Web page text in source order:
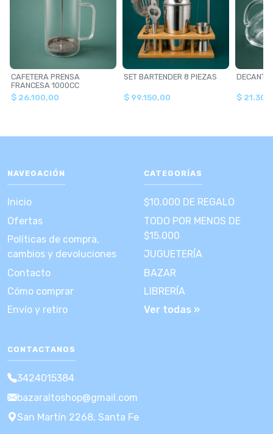
CAFETERA PRENSA
FRANCESA 1000CC
$ 26.100,00
SET BARTENDER 8 PIEZAS
$ 99.150,00 $
NAVEGACIÓN
Inicio
Ofertas
Políticas de compra,
cambios y devoluciones
Contacto
Cómo comprar
Envío y retiro
CATEGORÍAS
$10.000 DE REGALO
TODO POR MENOS DE
$15.000
JUGUETERÍA
BAZAR
LIBRERÍA
Ver todas »
CONTACTANOS
3424015384
bazaraltoshop@gmail.com
San Martín 2268, Santa Fe